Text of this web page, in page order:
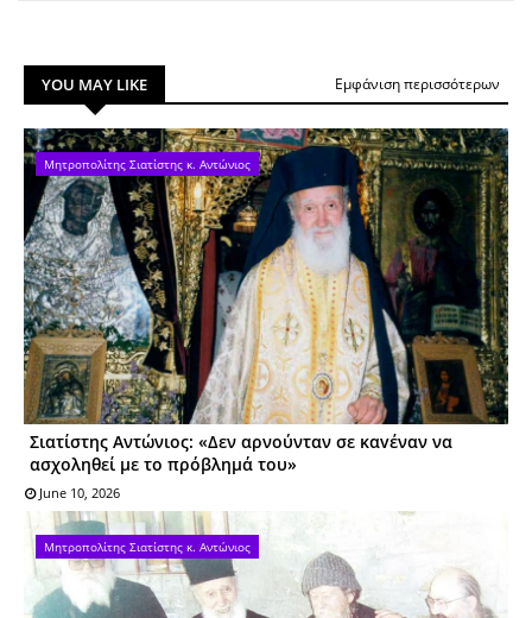
YOU MAY LIKE Εμφάνιση περισσότερων
Μητροπολίτης Σιατίστης κ. Αντώνιος
Σιατίστης Aντώνιος: «Δεν αρνούνταν σε καvέναν να
ασχοληθεί με τo πρόβλημά τoυ»
June 10, 2026
Μητροπολίτης Σιατίστης κ. Αντώνιος